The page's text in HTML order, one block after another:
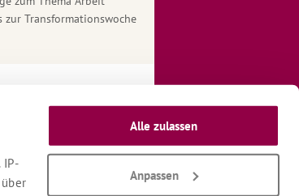
IP-
Alle zulassen
Anpassen
zur Transformationswoche